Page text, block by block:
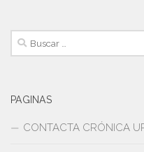
Buscar:
PAGINAS
CONTACTA CRÓNICA